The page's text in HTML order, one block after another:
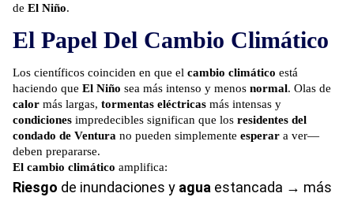
de El Niño.
El Papel Del Cambio Climático
Los científicos coinciden en que el cambio climático está
haciendo que El Niño sea más intenso y menos normal. Olas de
calor más largas, tormentas eléctricas más intensas y
condiciones impredecibles significan que los residentes del
condado de Ventura no pueden simplemente esperar a ver—
deben prepararse.
El cambio climático amplifica:
Riesgo de inundaciones y agua estancada → más